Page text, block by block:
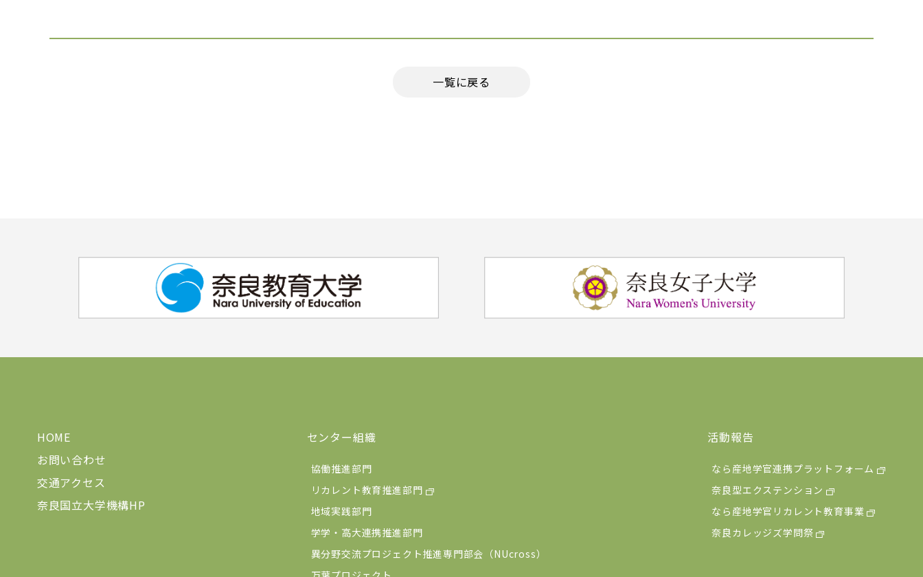
一覧に戻る
HOME
お問い合わせ
交通アクセス
奈良国立大学機構HP
センター組織
協働推進部門
リカレント教育推進部門
地域実践部門
学学・高大連携推進部門
異分野交流プロジェクト推進専門部会（NUcross）
活動報告
なら産地学官連携プラットフォーム
奈良型エクステンション
なら産地学官リカレント教育事業
奈良カレッジズ学問祭